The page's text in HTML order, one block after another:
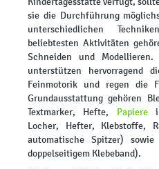
sie die Durchführung
unterschiedlichen
beliebtesten Aktivitäten
Schneiden und
unterstützen hervorragend
Feinmotorik und regen die
Grundausstattung gehören
Textmarker, Hefte, Papiere
Locher, Hefter, Klebstoffe,
automatische Spitzer)
doppelseitigem Klebeband).